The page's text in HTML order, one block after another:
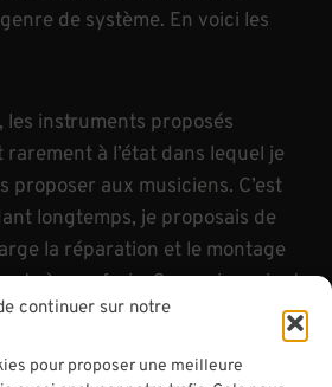
continuer sur notre
pour proposer une meilleure
de système. En voici les
les instruments proposés
à l’état dans lequel je
proposer aux musiciens. C’est
longtemps, je proposais de
la réparation et le montage
à mes frais. Ceux-ci seraient
la vente, avec l’accord du
à un devis initial. Toutefois, ce
idéale.